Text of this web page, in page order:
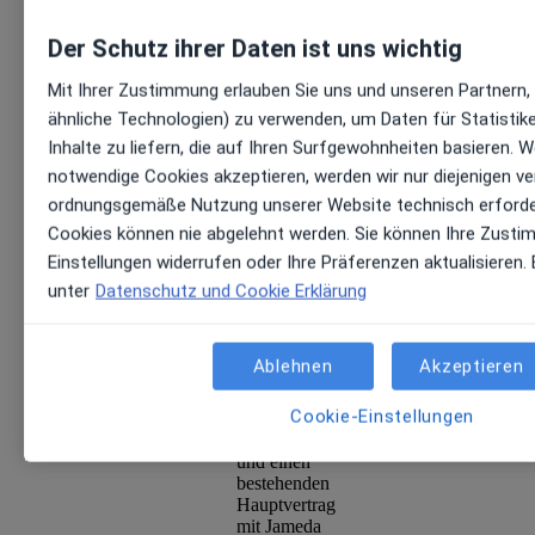
im Rahmen
vorliegenden
Bedingungen
an die jeweils
andere Partei
weitergegeben
werden und
vertraulicher
Natur sind.
Saas Version:
Version von
in die
Kalender-
Software von
Jameda
und einen
bestehenden
Hauptvertrag
mit Jameda
Der Schutz ihrer Daten ist uns wichtig
Mit Ihrer Zustimmung erlauben Sie uns und unseren
ähnliche Technologien) zu verwenden, um Daten für
Inhalte zu liefern, die auf Ihren Surfgewohnheiten basieren.
notwendige Cookies akzeptieren, werden wir nur diejenigen
ordnungsgemäße Nutzung unserer Website technisch
Cookies können nie abgelehnt werden. Sie können Ihre
Einstellungen widerrufen oder Ihre Präferenzen aktualisieren.
unter Datenschutz und Cookie Erklärung
Ablehnen Akzeptieren
Cookie-Einstellungen